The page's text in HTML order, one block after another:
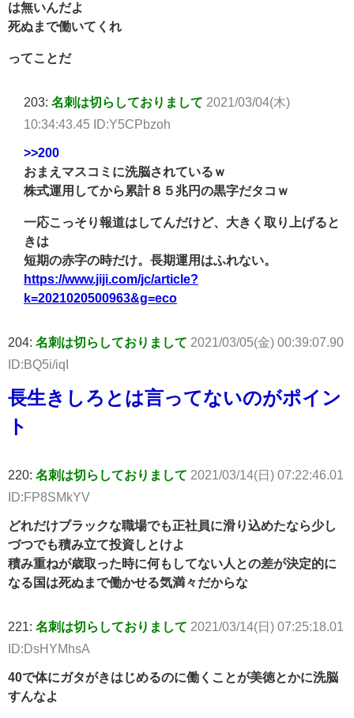
は無いんだよ
死ぬまで働いてくれ
ってことだ
203: 名刺は切らしておりまして 2021/03/04(木)
10:34:43.45 ID:Y5CPbzoh
>>200
おまえマスコミに洗脳されているｗ
株式運用してから累計８５兆円の黒字だタコｗ
一応こっそり報道はしてんだけど、大きく取り上げると
きは
短期の赤字の時だけ。長期運用はふれない。
https://www.jiji.com/jc/article?
k=2021020500963&g=eco
204: 名刺は切らしておりまして 2021/03/05(金) 00:39:07.90
ID:BQ5i/iqI
長生きしろとは言ってないのがポイン
ト
220: 名刺は切らしておりまして 2021/03/14(日) 07:22:46.01
ID:FP8SMkYV
どれだけブラックな職場でも正社員に滑り込めたなら少し
づつでも積み立て投資しとけよ
積み重ねが歳取った時に何もしてない人との差が決定的に
なる国は死ぬまで働かせる気満々だからな
221: 名刺は切らしておりまして 2021/03/14(日) 07:25:18.01
ID:DsHYMhsA
40で体にガタがきはじめるのに働くことが美徳とかに洗脳
すんなよ